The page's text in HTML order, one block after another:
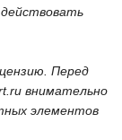
Перед
внимательно
элементов